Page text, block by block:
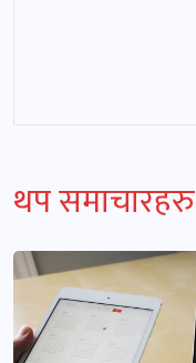
थप समाचारहरु